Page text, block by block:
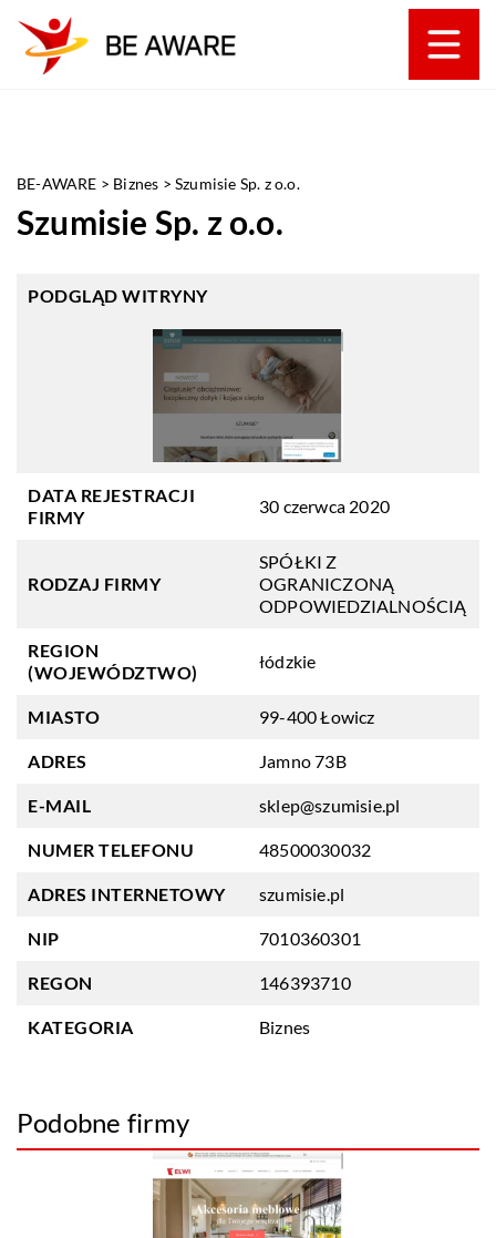
BE-AWARE > Biznes >Szumisie Sp. z o.o.
Szumisie Sp. z o.o.
PODGLĄD WITRYNY
DATA REJESTRACJI
FIRMY
30 czerwca 2020
RODZAJ FIRMY
SPÓŁKI Z
OGRANICZONĄ
ODPOWIEDZIALNOŚCIĄ
REGION
(WOJEWÓDZTWO)
łódzkie
MIASTO 99-400 Łowicz
ADRES Jamno 73B
E-MAIL sklep@szumisie.pl
NUMER TELEFONU 48500030032
ADRES INTERNETOWY szumisie.pl
NIP 7010360301
REGON 146393710
KATEGORIA Biznes
Podobne firmy